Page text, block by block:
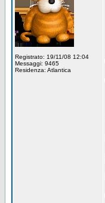
Registrato: 19/11/08 12:04
Messaggi: 9465
Residenza: Atlantica